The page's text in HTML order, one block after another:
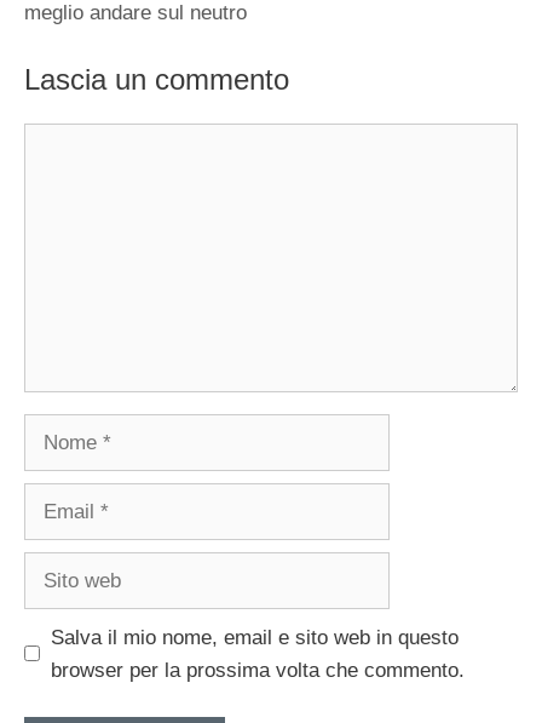
meglio andare sul neutro
Lascia un commento
Nome
Email
Sito
Salva il mio nome, email e sito web in questo
browser per la prossima volta che commento.